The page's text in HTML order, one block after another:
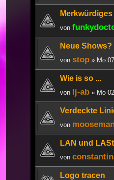
von
Neue Shows?
von stop » Mo
Wie is so ...
von lj-ab » Mo
Verdeckte
von
LAN und
von constantin
Logo tracen